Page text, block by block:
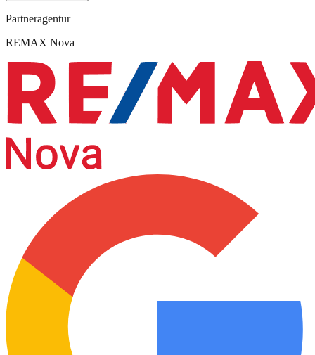
Partneragentur
REMAX Nova